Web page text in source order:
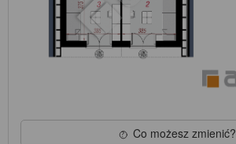
Co możesz zmienić?